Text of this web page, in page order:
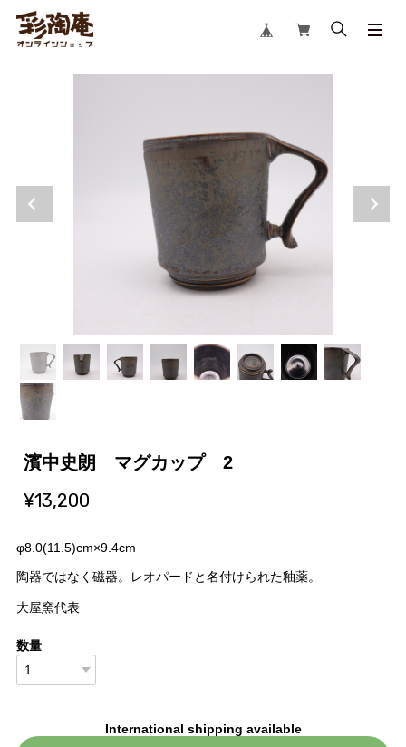
濱中史朗 マグカップ 2
¥13,200
φ8.0(11.5)cm×9.4cm
陶器ではなく磁器。レオパードと名付けられた釉薬。
大屋窯代表
数量
International shipping available